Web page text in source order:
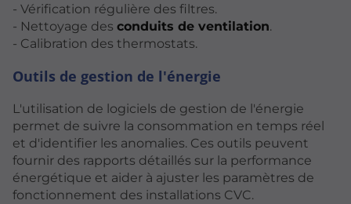
- Vérification régulière des filtres.
- Nettoyage des conduits de ventilation.
- Calibration des thermostats.
Outils de gestion de l'énergie
L'utilisation de logiciels de gestion de l'énergie
permet de suivre la consommation en temps réel
et d'identifier les anomalies. Ces outils peuvent
fournir des rapports détaillés sur la performance
énergétique et aider à ajuster les paramètres de
fonctionnement des installations CVC.